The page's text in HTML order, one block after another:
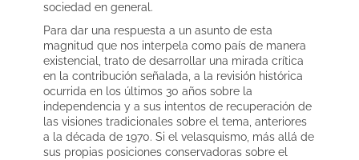
sociedad en general.
Para dar una respuesta a un asunto de esta
magnitud que nos interpela como país de manera
existencial, trato de desarrollar una mirada crítica
en la contribución señalada, a la revisión histórica
ocurrida en los últimos 30 años sobre la
independencia y a sus intentos de recuperación de
las visiones tradicionales sobre el tema, anteriores
a la década de 1970. Si el velasquismo, más allá de
sus propias posiciones conservadoras sobre el